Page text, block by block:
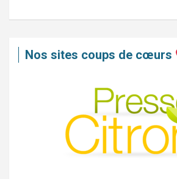
Nos sites coups de cœurs